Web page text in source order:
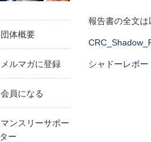
報告書の全文
シャドーレポ
団体概要
メルマガに登録
会員になる
マンスリーサポー
ター